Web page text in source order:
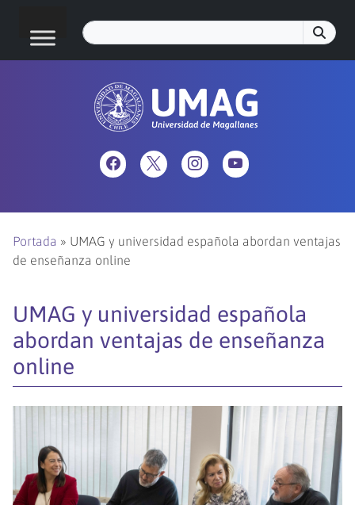
Portada » UMAG y universidad española abordan ventajas
de enseñanza online
UMAG y universidad española
abordan ventajas de enseñanza
online